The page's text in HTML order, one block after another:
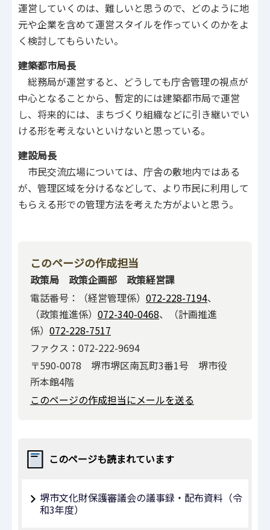
運営していくのは、難しいと思うので、どのように地
元や企業を含めて運営スタイルを作っていくのかをよ
く検討してもらいたい。
建築都市局長
総務局が運営すると、どうしても庁舎管理の視点が
中心となることから、暫定的には建築都市局で運営
し、将来的には、まちづくり組織などに引き継いでい
ける形を考えないといけないと思っている。
建設局長
市民交流広場については、庁舎の敷地内ではある
が、管理区域を分けるなどして、より市民に利用して
もらえる形での管理方法を考えた方がよいと思う。
このページの作成担当
政策局 政策企画部 政策経営課
電話番号：（経営管理係） 072-228-7194、
（政策推進係） 072-340-0468、（計画推進
係） 072-228-7517
ファクス：072-222-9694
〒590-0078 堺市堺区南瓦町3番1号 堺市役
所本館4階
このページの作成担当にメールを送る
このページも読まれています
堺市文化財保護審議会の議事録・配布資料（令
和3年度）